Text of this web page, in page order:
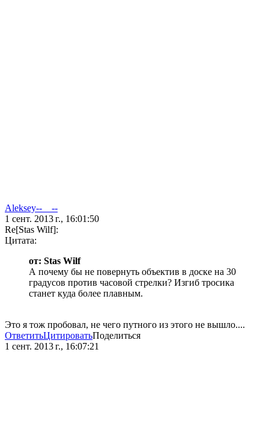
Aleksey--__--
1 сент. 2013 г., 16:01:50
Re[Stas Wilf]:
Цитата:
от: Stas Wilf
А почему бы не повернуть объектив в доске на 30
градусов против часовой стрелки? Изгиб тросика
станет куда более плавным.
Это я тож пробовал, не чего путного из этого не вышло....
ОтветитьЦитироватьПоделиться
1 сент. 2013 г., 16:07:21